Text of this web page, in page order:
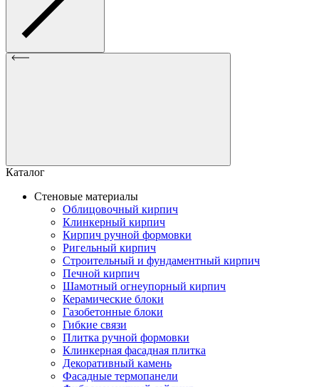
Каталог
Стеновые материалы
Облицовочный кирпич
Клинкерный кирпич
Кирпич ручной формовки
Ригельный кирпич
Строительный и фундаментный кирпич
Печной кирпич
Шамотный огнеупорный кирпич
Керамические блоки
Газобетонные блоки
Гибкие связи
Плитка ручной формовки
Клинкерная фасадная плитка
Декоративный камень
Фасадные термопанели